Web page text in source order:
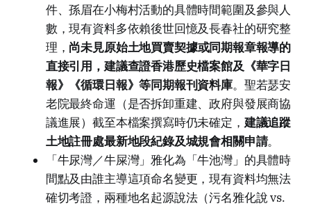
件、孫眉在小梅村活動的具體時間範圍及參與人
數，現有資料多依賴後世回憶及長春社的研究整
理， 尚未見原始土地買賣契據或同期報章報導的
直接引用，建議查證香港歷史檔案館及《華字日
報》《循環日報》等同期報刊資料庫。聖若瑟安
老院最終命運（是否拆卸重建、政府與發展商協
議進展）截至本檔案撰寫時仍未確定， 建議追蹤
土地註冊處最新地段紀錄及城規會相關申請。
「牛尿灣／牛屎灣」雅化為「牛池灣」的具體時
間點及由誰主導這項命名變更，現有資料均無法
確切考證，兩種地名起源說法（污名雅化說 vs.